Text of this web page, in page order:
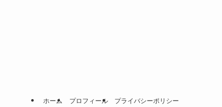
ホーム プロフィール プライバシーポリシー